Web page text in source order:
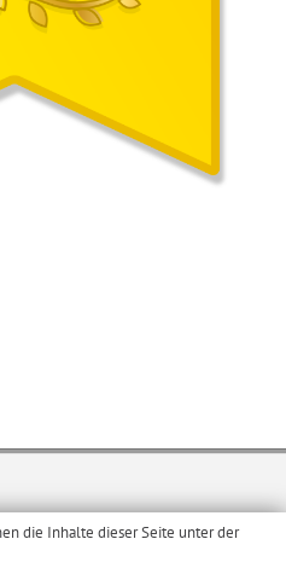
die Inhalte dieser Seite unter der